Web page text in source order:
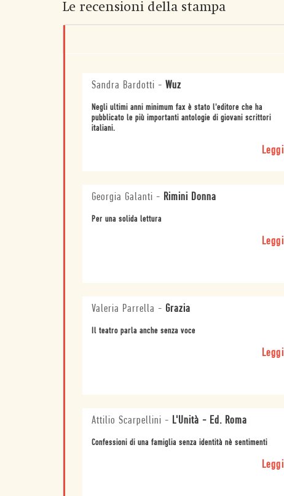
Le recensioni della stampa
Sandra Bardotti - Wuz
Negli ultimi anni minimum fax è stato l'editore che ha
pubblicato le più importanti antologie di giovani scrittori
italiani.
Leggi
Georgia Galanti - Rimini Donna
Per una solida lettura
Leggi
Valeria Parrella - Grazia
Il teatro parla anche senza voce
Leggi
Attilio Scarpellini - L'Unità - Ed. Roma
Confessioni di una famiglia senza identità nè sentimenti
Leggi